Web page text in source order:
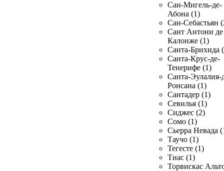
Сан-Мигель-де-
Абона (1)
Сан-Себастьян
Сант Антони де
Калонже (1)
Санта-Брихида
Санта-Крус-де-
Тенерифе (1)
Санта-Эулалия-
Ронсана (1)
Сантадер (1)
Севилья (1)
Сиджес (2)
Сомо (1)
Сьерра Невада
Таучо (1)
Тегесте (1)
Тиас (1)
Торвискас